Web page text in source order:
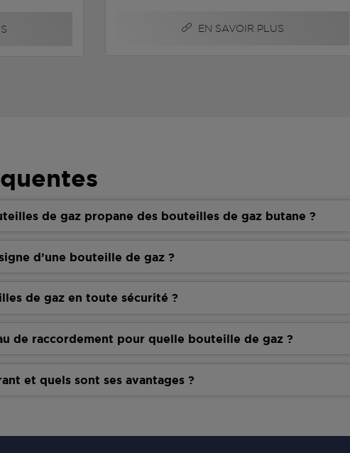
EN SAVOIR PLUS
de gaz propane des bouteilles de gaz butane ?
d’une bouteille de gaz ?
de gaz en toute sécurité ?
de raccordement pour quelle bouteille de gaz ?
et quels sont ses avantages ?